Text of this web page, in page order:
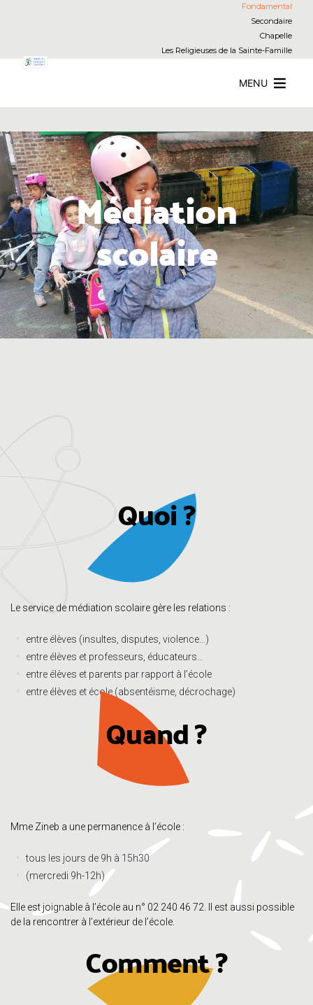
Fondamental
Secondaire
Chapelle
Les Religieuses de la Sainte-Famille
MENU
Médiation
scolaire
Quoi ?
Le service de médiation scolaire gère les relations :
entre élèves (insultes, disputes, violence…)
entre élèves et professeurs, éducateurs…
entre élèves et parents par rapport à l’école
entre élèves et école (absentéisme, décrochage)
Quand ?
Mme Zineb a une permanence à l’école :
tous les jours de 9h à 15h30
(mercredi 9h-12h)
Elle est joignable à l’école au n° 02 240 46 72. Il est aussi possible
de la rencontrer à l’extérieur de l’école.
Comment ?